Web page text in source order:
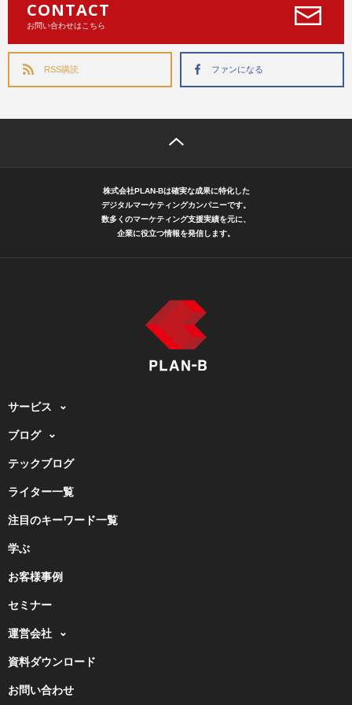
CONTACT
お問い合わせはこちら
RSS購読 ファンになる
株式会社PLAN-Bは確実な成果に特化した
デジタルマーケティングカンパニーです。
数多くのマーケティング支援実績を元に、
企業に役立つ情報を発信します。
サービス
ブログ
テックブログ
ライター一覧
注目のキーワード一覧
学ぶ
お客様事例
セミナー
運営会社
資料ダウンロード
お問い合わせ